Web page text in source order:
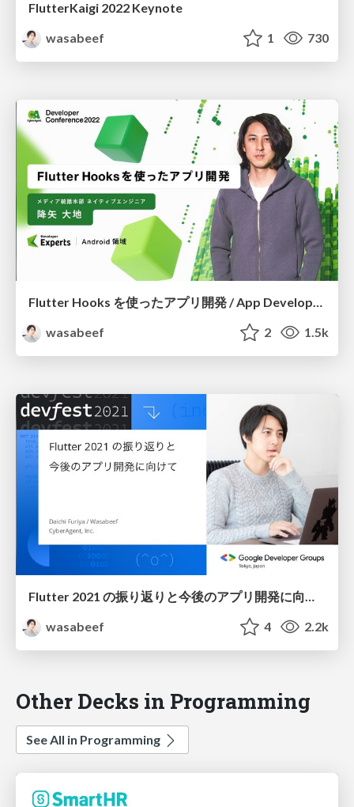
FlutterKaigi 2022 Keynote
wasabeef
1 730
Flutter Hooks を使ったアプリ開発 / App Development with the Flutter Hooks
wasabeef
2 1.5k
Flutter 2021 の振り返りと今後のアプリ開発に向けて / Looking back on Flutter 2021 and for future app development.
wasabeef
4 2.2k
Other Decks in Programming
See All in Programming